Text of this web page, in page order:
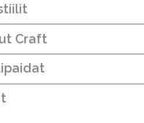
Craft